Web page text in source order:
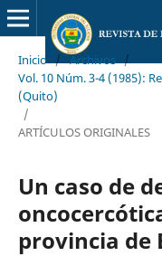
Inicio / Archivos /
Vol. 10 Núm. 3-4 (1985):
(Quito)
/
ARTÍCULOS ORIGINALES
Un caso de
provincia de